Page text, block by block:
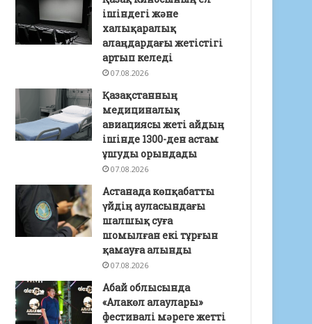
ішіндегі және
халықаралық
алаңдардағы жетістігі
артып келеді
07.08.2026
Қазақстанның
медициналық
авиациясы жеті айдың
ішінде 1300-ден астам
ұшуды орындады
07.08.2026
Астанада көпқабатты
үйдің ауласындағы
шалшық суға
шомылған екі тұрғын
қамауға алынды
07.08.2026
Абай облысында
«Алакөл алаулары»
фестивалі мәреге жетті